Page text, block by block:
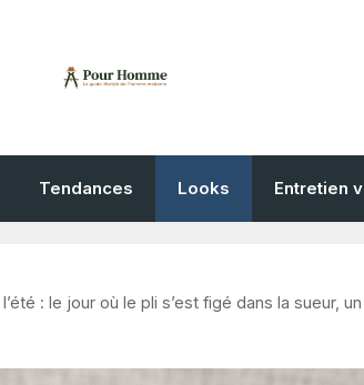
Tendances Looks Entretien
: le jour où le pli s’est figé dans la sueur, un